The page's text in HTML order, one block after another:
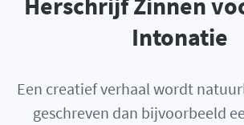
Intonatie
Een creatief verhaal wordt
geschreven dan bijvoorbeeld